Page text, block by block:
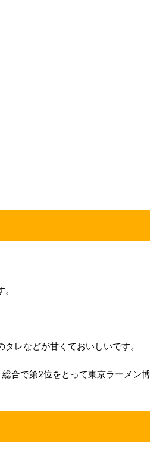
レなどが甘くておいしいです。
合で第2位をとって東京ラーメン博